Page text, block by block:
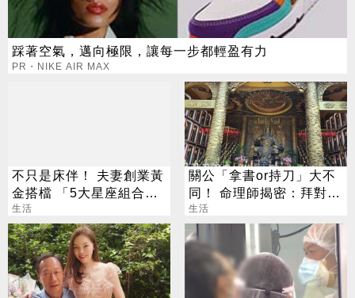
踩著空氣，邁向極限，讓每一步都輕盈有力
PR・NIKE AIR MAX
不只是床伴！ 夫妻創業黃
金搭檔 「5大星座組合」
最會賺
生活
關公「拿書or持刀」大不
同！ 命理師揭密：拜對大
加分、拜錯恐虧本
生活